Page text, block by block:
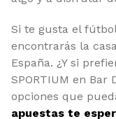
Si te gusta el
encontrarás la
España. ¿Y si
SPORTIUM en Bar
opciones que
apuestas te